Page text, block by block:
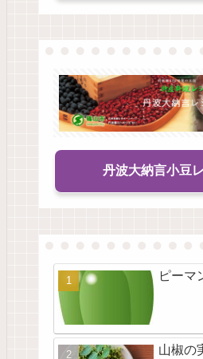
丹波大納言小豆
ピーマ
山椒の